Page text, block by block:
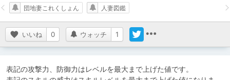
いいね 0 ウォッチ 1
団地妻これくしょん 人妻図鑑
表記の攻撃力、防御力はレベルを最大まで上げた値です。